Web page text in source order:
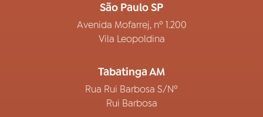
São Paulo SP
Avenida Mofarrej, nº 1.200
Vila Leopoldina
Tabatinga AM
Rua Rui Barbosa S/Nº
Rui Barbosa